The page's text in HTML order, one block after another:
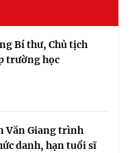
Bí thư, Chủ tịch
trường học
Văn Giang trình
danh, hạn tuổi sĩ